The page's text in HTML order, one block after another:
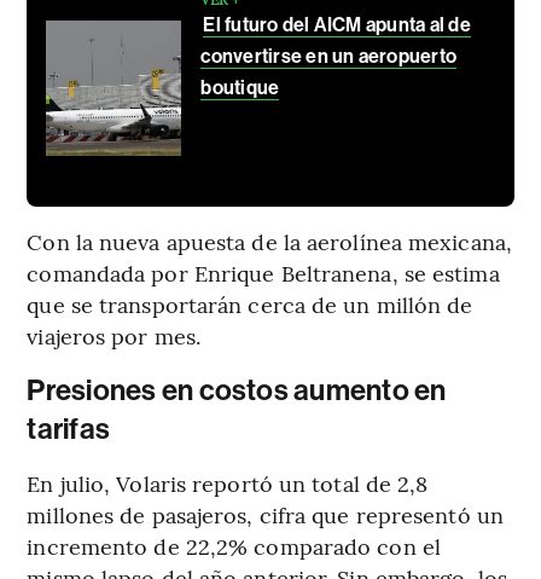
El futuro del AICM apunta al de
convertirse en un aeropuerto
boutique
Con la nueva apuesta de la aerolínea mexicana,
comandada por Enrique Beltranena, se estima
que se transportarán cerca de un millón de
viajeros por mes.
Presiones en costos aumento en
tarifas
En julio, Volaris reportó un total de 2,8
millones de pasajeros, cifra que representó un
incremento de 22,2% comparado con el